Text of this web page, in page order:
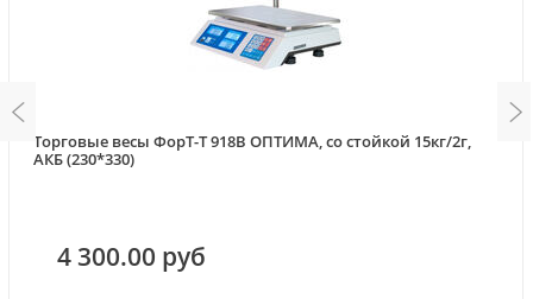
Торговые весы ФорТ-Т 918B ОПТИМА, со стойкой 15кг/2г,
АКБ (230*330)
4 300.00 руб